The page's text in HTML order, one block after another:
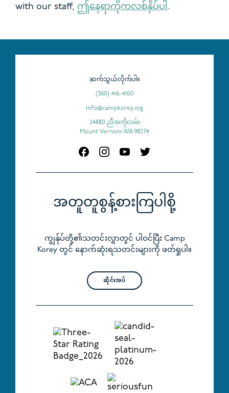
with our staff, ဤနေရာကိုကလစ်နှိပ်ပါ .
အတူတူစွန့်စားကြပါစို့
ကျွန်ုပ်တို့၏သတင်းလွှာတွင် ပါဝင်ပြီး Camp
Korey တွင် နောက်ဆုံးရသတင်းများကို ဖတ်ရှုပါ။
ဆိုင်းအပ်
ဆက်သွယ်လိုက်ပါ။
(360) 416-4100
info@campkorey.org
24880 ညီအကိုလမ်း
Mount Vernon၊ WA 98274